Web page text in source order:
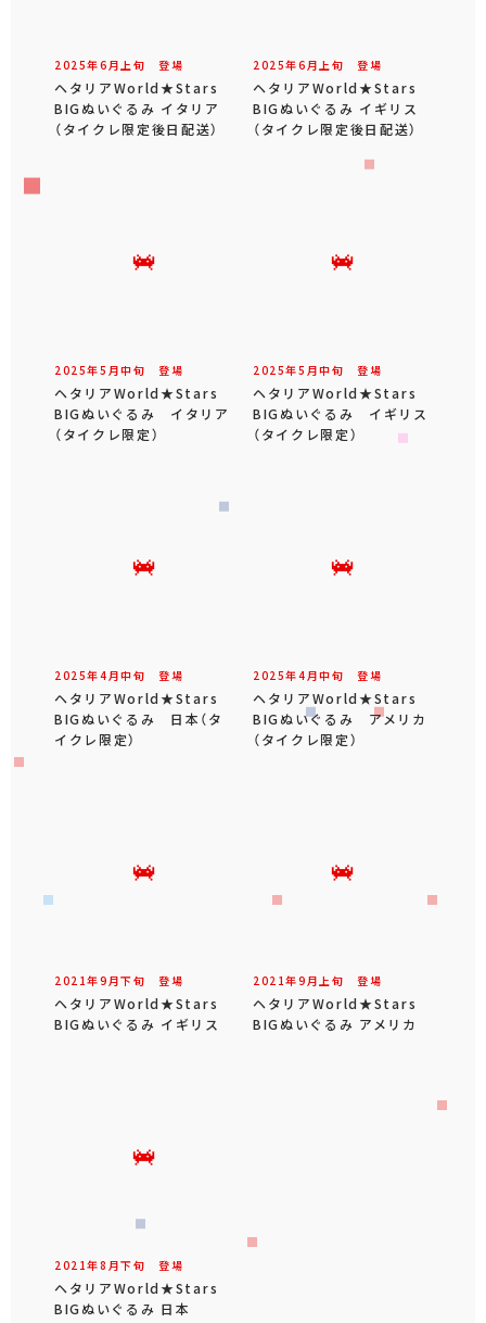
2025年6 月 上旬 登場
ヘタリアWorld★Stars
BIGぬいぐるみ イタリア
（タイクレ限定後日配送）
2025年6 月 上旬 登場
ヘタリアWorld★Stars
BIGぬいぐるみ イギリス
（タイクレ限定後日配送）
2025年5 月中旬 登場
ヘタリアWorld★Stars
BIGぬいぐるみ イタリア
（タイクレ限定）
2025年5 月中旬 登場
ヘタリアWorld★Stars
BIGぬいぐるみ イギリス
（タイクレ限定）
2025年4 月中旬 登場
ヘタリアWorld★Stars
BIGぬいぐるみ 日本（タ
イクレ限定）
2025年4 月中旬 登場
ヘタリアWorld★Stars
BIGぬいぐるみ アメリカ
（タイクレ限定）
2021年9 月下旬 登場
ヘタリアWorld★Stars
BIGぬいぐるみ イギリス
2021年9 月 上旬 登場
ヘタリアWorld★Stars
BIGぬいぐるみ アメリカ
2021年8 月下旬 登場
ヘタリアWorld★Stars
BIGぬいぐるみ 日本